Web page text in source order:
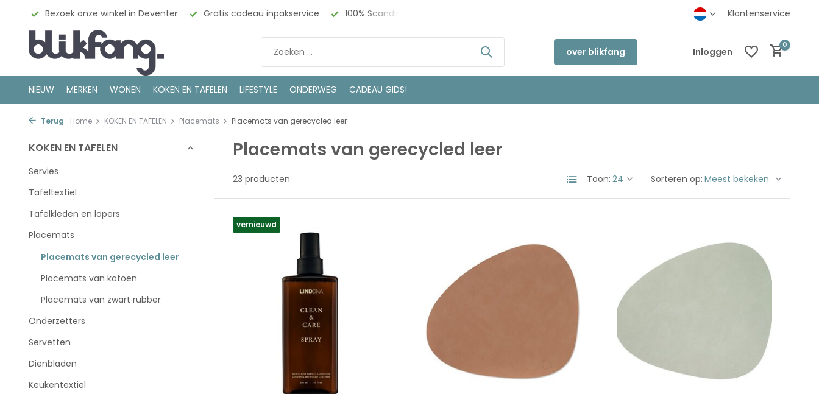
Gratis cadeau inpakservice 100% Scandinavisch Design Bezoek onze winkel in Deventer Klantenservice
over blikfang Inloggen
0
NIEUW MERKEN WONEN KOKEN EN TAFELEN LIFESTYLE ONDERWEG CADEAU GIDS!
Terug Home KOKEN EN TAFELEN Placemats Placemats van gerecycled leer
KOKEN EN TAFELEN
Servies
Tafeltextiel
Tafelkleden en lopers
Placemats
Placemats van gerecycled leer
Placemats van katoen
Placemats van zwart rubber
Onderzetters
Servetten
Dienbladen
Keukentextiel
Placemats van gerecycled leer
23 producten Toon: Sorteren op:
vernieuwd